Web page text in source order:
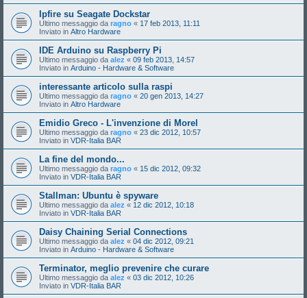
Ipfire su Seagate Dockstar
Ultimo messaggio da ragno « 17 feb 2013, 11:11
Inviato in Altro Hardware
IDE Arduino su Raspberry Pi
Ultimo messaggio da alez « 09 feb 2013, 14:57
Inviato in Arduino - Hardware & Software
interessante articolo sulla raspi
Ultimo messaggio da ragno « 20 gen 2013, 14:27
Inviato in Altro Hardware
Emidio Greco - L'invenzione di Morel
Ultimo messaggio da ragno « 23 dic 2012, 10:57
Inviato in VDR-Italia BAR
La fine del mondo...
Ultimo messaggio da ragno « 15 dic 2012, 09:32
Inviato in VDR-Italia BAR
Stallman: Ubuntu è spyware
Ultimo messaggio da alez « 12 dic 2012, 10:18
Inviato in VDR-Italia BAR
Daisy Chaining Serial Connections
Ultimo messaggio da alez « 04 dic 2012, 09:21
Inviato in Arduino - Hardware & Software
Terminator, meglio prevenire che curare
Ultimo messaggio da alez « 03 dic 2012, 10:26
Inviato in VDR-Italia BAR